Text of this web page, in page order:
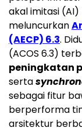
akal imitasi
meluncurkan
(AECP) 6.3.
(ACOS 6.3)
peningkatan
serta
sebagai fitur
berperforma
arsitektur